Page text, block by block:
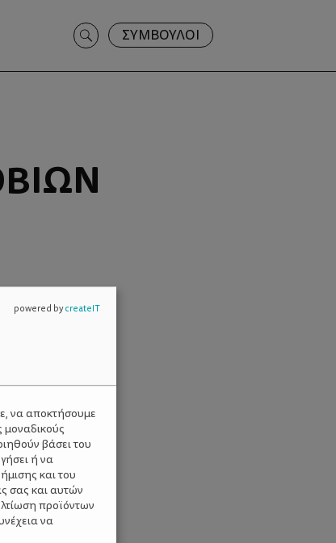
Search
for:
ΣΥΜΒΟΥΛΟΙ
να αποκτήσουμε
βάσει του
ή να
και του
σας και αυτών
προϊόντων
να
powered bycreateIT